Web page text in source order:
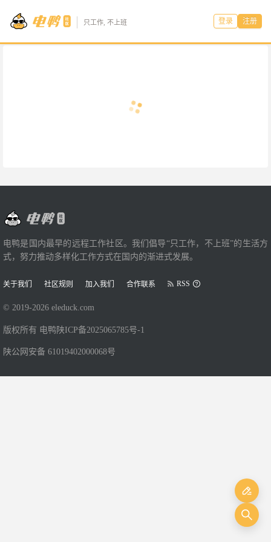
只工作, 不上班 登录 注册
电鸭是国内最早的远程工作社区。我们倡导“只工作，不上班”的生活方
式，努力推动多样化工作方式在国内的渐进式发展。
关于我们 社区规则 加入我们 合作联系 RSS
© 2019-2026 eleduck.com
版权所有 电鸭 陕ICP备2025065785号-1
陕公网安备 61019402000068号